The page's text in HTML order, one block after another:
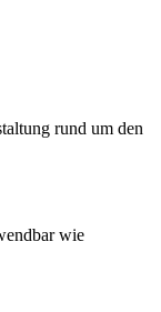
rund um den
wie